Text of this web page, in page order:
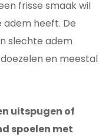
frisse smaak wil
adem heeft. De
slechte adem
en meestal
uitspugen of
spoelen met